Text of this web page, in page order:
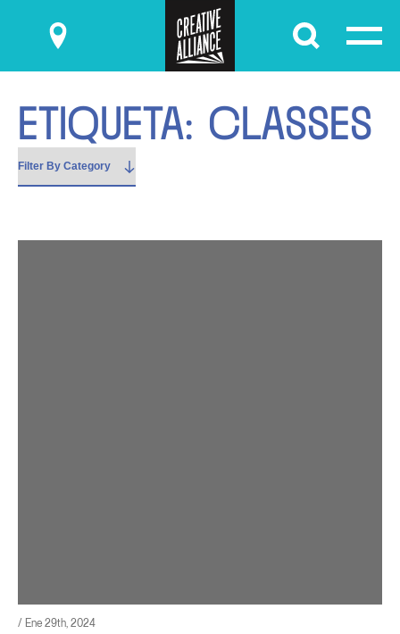
Submit
ETIQUETA: CL ASSES
/ Ene 29th, 2024